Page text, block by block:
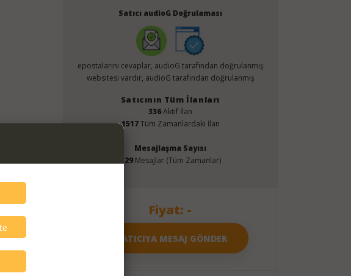
Satıcı audioG Doğrulaması
epostalarını cevaplar, audioG tarafından doğrulanmış
websitesi vardır, audioG tarafından doğrulanmış
Satıcının Tüm İlanları
336Aktif İlan
1517Tüm Zamanlardaki İlan
Mesajlaşma Sayısı
129Mesajlar (Tüm Zamanlar)
Fiyat: -